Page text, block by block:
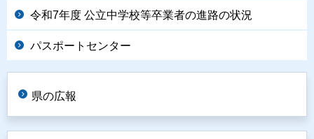
令和7年度 公立中学校等卒業者の進路の状況
パスポートセンター
県の広報